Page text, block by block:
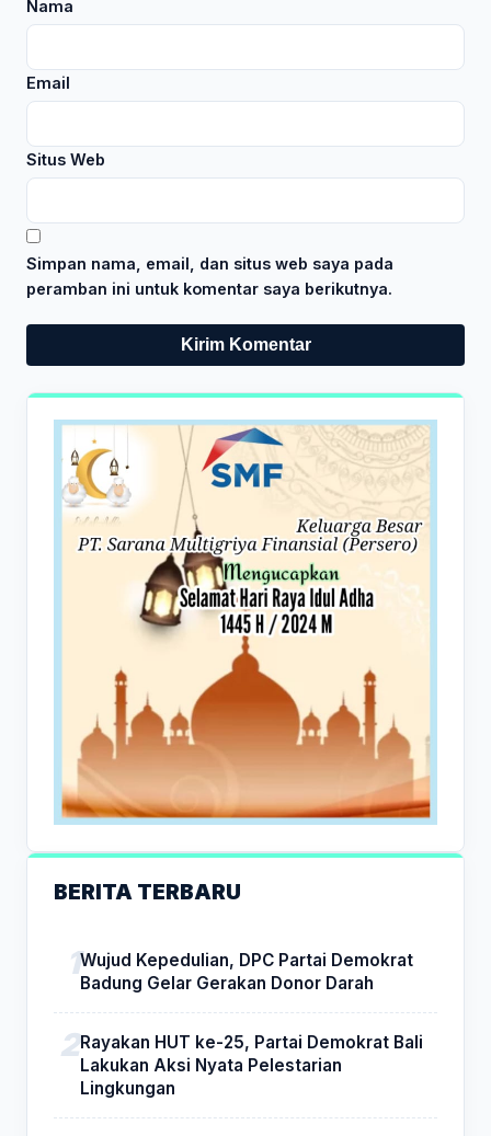
Nama
Email
Situs Web
Simpan nama, email, dan situs web saya pada
peramban ini untuk komentar saya berikutnya.
BERITA TERBARU
Wujud Kepedulian, DPC Partai Demokrat
Badung Gelar Gerakan Donor Darah
Rayakan HUT ke-25, Partai Demokrat Bali
Lakukan Aksi Nyata Pelestarian
Lingkungan